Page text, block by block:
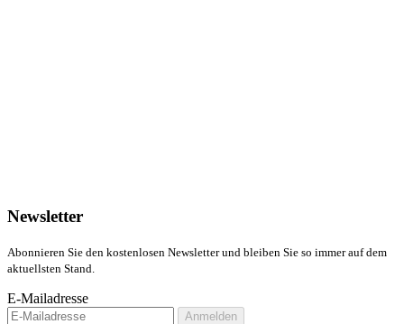
Newsletter
Abonnieren Sie den kostenlosen Newsletter und bleiben Sie so immer auf dem
aktuellsten Stand.
E-Mailadresse
Anmelden